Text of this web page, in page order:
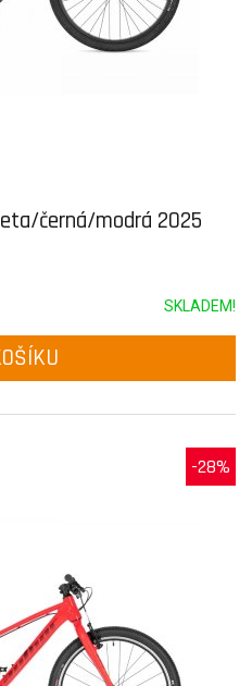
černá/modrá 2025
SKLADEM!
-28%